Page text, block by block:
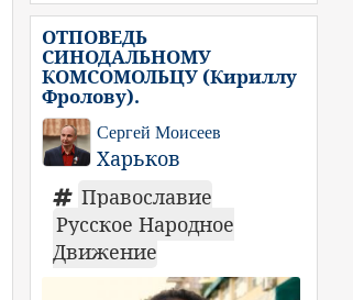
ОТПОВЕДЬ
СИНОДАЛЬНОМУ
КОМСОМОЛЬЦУ (Кириллу
Фролову).
Сергей Моисеев
Харьков
Православие
Русское Народное
Движение